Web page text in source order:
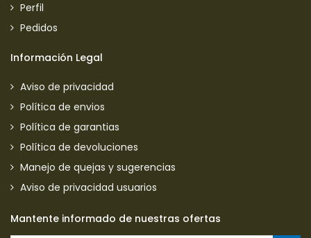
Perfil
Pedidos
Información Legal
Aviso de privacidad
Política de envios
Política de garantias
Política de devoluciones
Manejo de quejas y sugerencias
Aviso de privacidad usuarios
Mantente informado de nuestras ofertas